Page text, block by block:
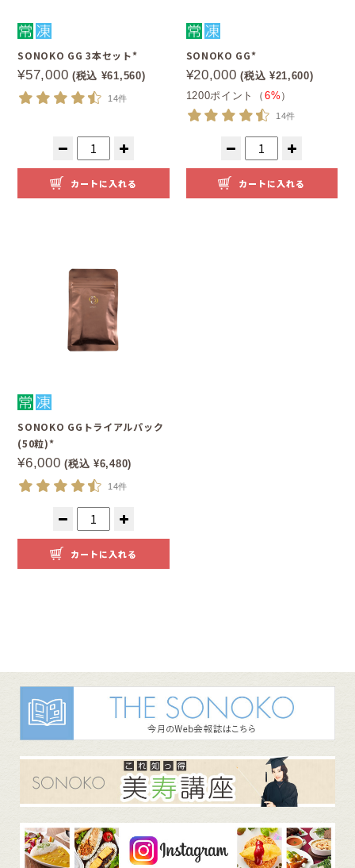
SONOKO GG 3本セット*
¥57,000 (税込 ¥61,560)
14件
カートに入れる
SONOKO GG*
¥20,000 (税込 ¥21,600)
1200ポイント（ 6% ）
14件
カートに入れる
SONOKO GGトライアルパック
(50粒)*
¥6,000 (税込 ¥6,480)
14件
カートに入れる